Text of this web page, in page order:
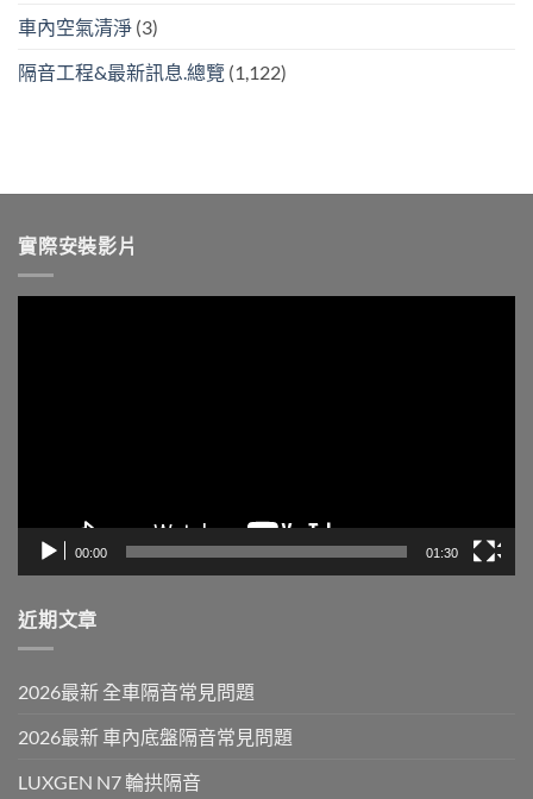
車內空氣清淨 (3)
隔音工程&最新訊息.總覽 (1,122)
實際安裝影片
00:00 01:30
近期文章
2026最新 全車隔音常見問題
2026最新 車內底盤隔音常見問題
LUXGEN N7 輪拱隔音